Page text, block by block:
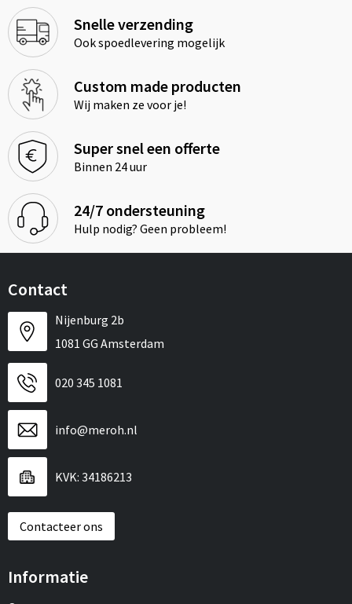
Snelle verzending
Ook spoedlevering mogelijk
Custom made producten
Wij maken ze voor je!
Super snel een offerte
Binnen 24 uur
24/7 ondersteuning
Hulp nodig? Geen probleem!
Contact
Nijenburg 2b
1081 GG Amsterdam
020 345 1081
info@meroh.nl
KVK: 34186213
Contacteer ons
Informatie